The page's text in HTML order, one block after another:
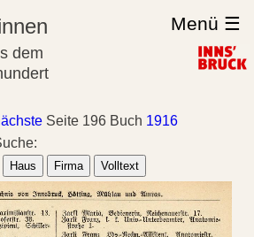
dem
Menü ☰
Seite 196 Buch 1916
Haus Firma Volltext